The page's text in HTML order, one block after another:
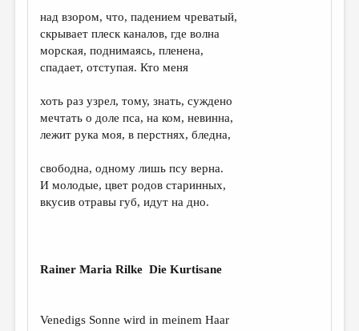
ИЗБРАННОЕ
ДАЙДЖЕСТ
ПЕРЕВОДЫ
КОНКУРСЫ
ДЕТСКАЯ КОМНАТА
КНИЖНАЯ ПОЛКА
ОБЪЯВЛЕНИЯ
КОЛОНКА РЕДАКТОРА
над взором, что, падением чреватый,
скрывает плеск каналов, где волна
морская, поднимаясь, пленена,
спадает, отступая. Кто меня
хоть раз узрел, тому, знать, суждено
мечтать о доле пса, на ком, невинна,
лежит рука моя, в перстнях, бледна,
свободна, одному лишь псу верна.
И молодые, цвет родов старинных,
вкусив отравы губ, идут на дно.
Rainer Maria Rilke Die Kurtisane
Venedigs Sonne wird in meinem Haar